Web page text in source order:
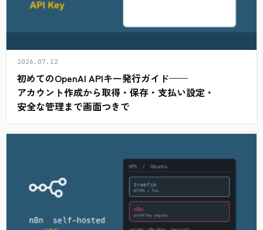
2026.07.12
初めてのOpenAI APIキー発行ガイド——
アカウント作成から取得・保存・支払い設定・
安全な管理まで画面つきで